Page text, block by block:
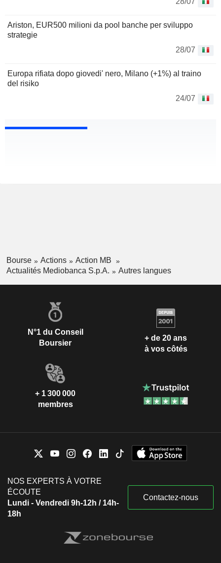
Ariston, EUR500 milioni da pool banche per sviluppo
strategie
28/07
Europa rifiata dopo giovedi' nero, Milano (+1%) al traino
del risiko
24/07
Bourse Actions
Action MB
Actualités Mediobanca S.p.A.
Autres langues
N°1 du Conseil
Boursier
+ de 20 ans
à vos côtés
+ 1 300 000
membres
NOS EXPERTS À VOTRE
ÉCOUTE
Lundi - Vendredi 9h-12h / 14h-
18h
Contactez-nous